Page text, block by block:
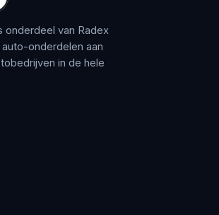
onderdeel van Radex
onderdelen aan
in de hele